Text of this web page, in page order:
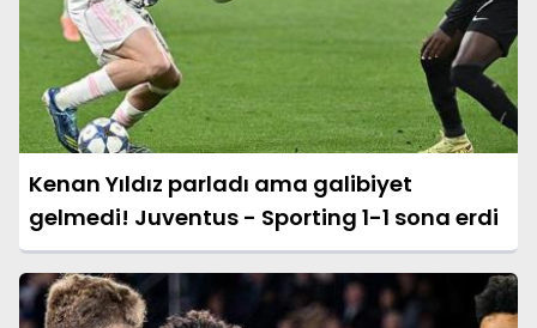
Kenan Yıldız parladı ama galibiyet
gelmedi! Juventus - Sporting 1-1 sona erdi